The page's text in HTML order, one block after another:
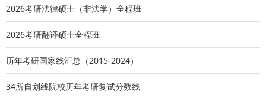
活动安排以最终公布为准，请大家持续关注，学员须按要求
全程准时参加活动。
04 活动费用
暑期学校以线下方式举行，我院将为异地学员提供暑期学校
期间在深圳的免费食宿，并给予1500元以内的路费报销额度
（仅限高铁二等票、汽车票）。深圳地区高校学生原则上不
2026考研法律硕士（非法学）全程班
2026考研翻译硕士全程班
历年考研国家线汇总（2015-2024）
34所自划线院校历年考研复试分数线